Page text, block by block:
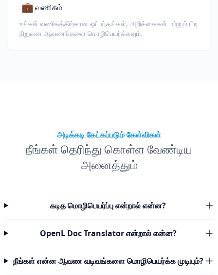
💼வணிகம்
உங்கள் வணிகத்திற்கான ஒப்பந்தங்கள், அறிக்கைகள் மற்றும் பிற
நிறுவன ஆவணங்களை மொழிபெயர்க்கவும்.
அடிக்கடி கேட்கப்படும் கேள்விகள்
நீங்கள் தெரிந்து கொள்ள வேண்டிய
அனைத்தும்
கடித மொழிபெயர்ப்பு என்றால் என்ன?
OpenL Doc Translator என்றால் என்ன?
நீங்கள் என்ன ஆவண வடிவங்களை மொழிபெயர்க்க முடியும்?